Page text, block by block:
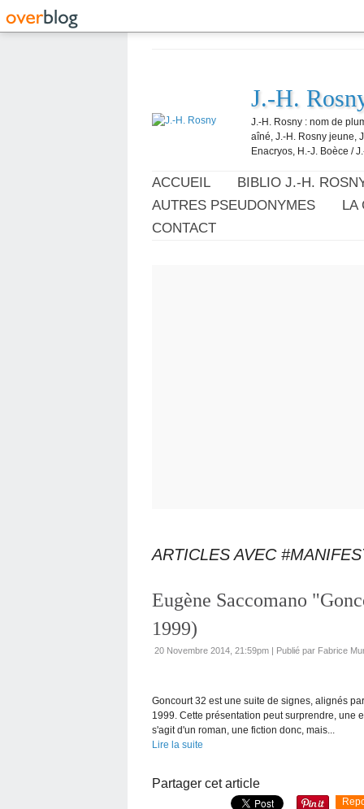
J.-H.
J.-H. Rosny : nom de
aîné, J.-H. Rosny jeune,
Enacryos, H.-J. Boèce /
ACCUEIL BIBLIO J.-H.
AUTRES PSEUDONYMES
LA
CONTACT
ARTICLES AVEC
Eugène Saccomano
1999)
20 Novembre 2014, 21:59pm | Publié par Fabrice
Goncourt 32 est une suite de signes, alignés
1999. Cette présentation peut surprendre, une
s'agit d'un roman, une fiction donc, mais...
Lire la suite
Partager cet article